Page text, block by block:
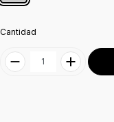
Cantidad